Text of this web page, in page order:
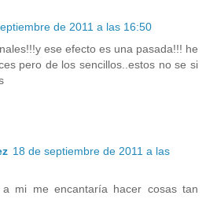
de 2011 a las 16:50
ese efecto es una pasada!!! he
pero de los sencillos..estos no se si
18 de septiembre de 2011 a las
a mi me encantaría hacer cosas tan